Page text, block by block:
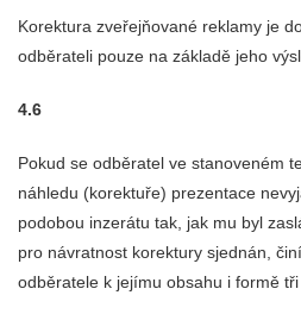
Korektura zveřejňované reklamy je
odběrateli pouze na základě jeho
4.6
Pokud se odběratel ve stanoveném
náhledu (korektuře) prezentace
podobou inzerátu tak, jak mu byl
pro návratnost korektury sjednán,
odběratele k jejímu obsahu i formě